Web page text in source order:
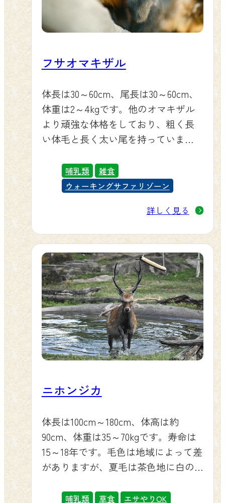
フサオマキザル
体長は30～60cm、尾長は30～60cm、
体重は2～4kgです。他のオマキザル
より頑強な体格をしており、粗く長
い体毛と長く太い尾を持っていま
うな毛の生え方をしている部分があ
り、その部分を房（フサ）と見たこ
哺乳類
雑食
ウォーキングサファリゾーン
詳しく見る
ニホンジカ
体長は100cm～180cm、体高は約
90cm、体重は35～70kgです。寿命は
15～18年です。毛色は地域によって差
がありますが、夏毛は茶色地に白の
は消えます。
哺乳類 草食 エサやりOK